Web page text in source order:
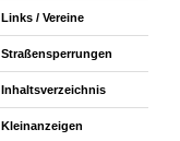
Links / Vereine
Straßensperrungen
Inhaltsverzeichnis
Kleinanzeigen